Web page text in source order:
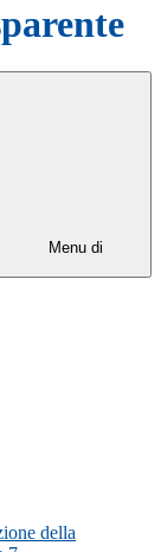
Menu di
della